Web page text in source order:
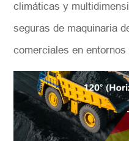
climáticas y
seguras de maquinaria
comerciales en entornos